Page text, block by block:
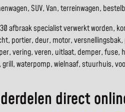
SUV, Van, terreinwagen,
afbraak specialist verwerkt worden,
portier, deur, motor,
vering, veren, uitlaat, demper,
waterpomp, wielnaaf, stuurhuis,
direct